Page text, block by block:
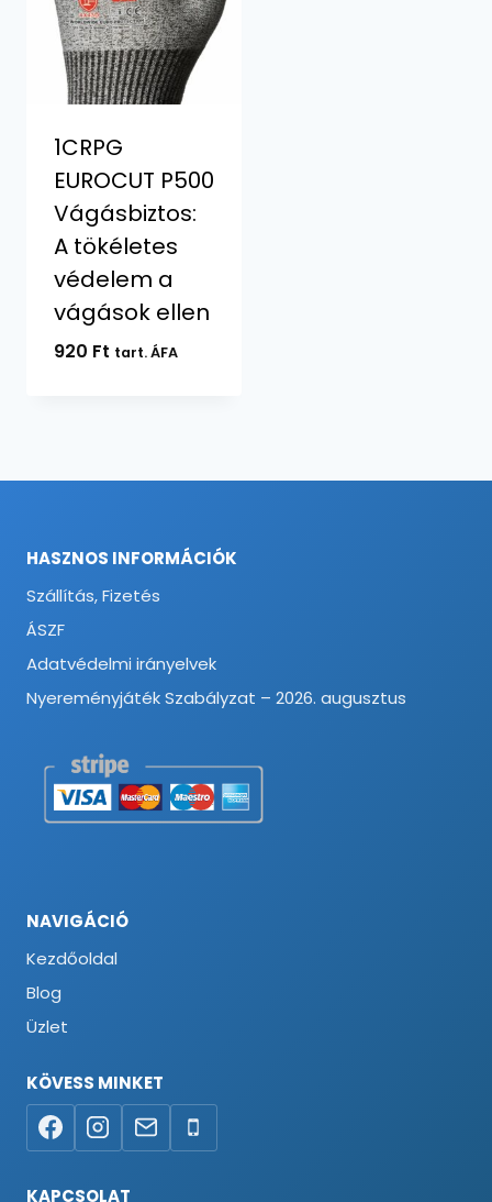
1CRPG
EUROCUT P500
Vágásbiztos:
A tökéletes
védelem a
vágások ellen
920 Ft tart. ÁFA
HASZNOS INFORMÁCIÓK
Szállítás, Fizetés
ÁSZF
Adatvédelmi irányelvek
Nyereményjáték Szabályzat – 2026. augusztus
NAVIGÁCIÓ
Kezdőoldal
Blog
Üzlet
KÖVESS MINKET
KAPCSOLAT